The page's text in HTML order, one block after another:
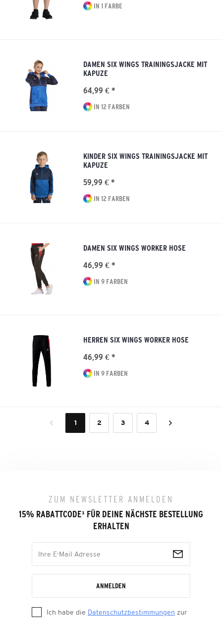
IN 1 FARBE
DAMEN SIX WINGS TRAININGSJACKE MIT
KAPUZE
64,99 € *
IN 12 FARBEN
KINDER SIX WINGS TRAININGSJACKE MIT
KAPUZE
59,99 € *
IN 12 FARBEN
DAMEN SIX WINGS WORKER HOSE
46,99 € *
IN 9 FARBEN
HERREN SIX WINGS WORKER HOSE
46,99 € *
IN 9 FARBEN
1 2 3 4
ZUM NEWSLETTER ANMELDEN
15% RABATTCODE¹ FÜR DEINE NÄCHSTE BESTELLUNG
ERHALTEN
ANMELDEN
Ich habe die Datenschutzbestimmungen zur